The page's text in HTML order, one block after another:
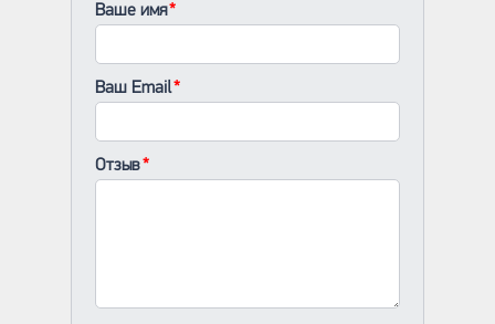
Ваше имя
Ваш Email
Отзыв